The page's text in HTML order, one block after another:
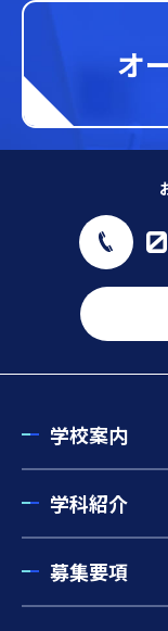
オ
学校案内
学科紹介
募集要項